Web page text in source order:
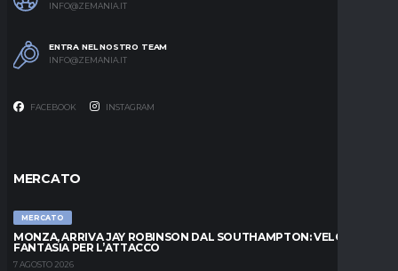
INFO@ZEMANIA.IT
ENTRA NEL NOSTRO TEAM
INFO@ZEMANIA.IT
FACEBOOK INSTAGRAM
MERCATO
MERCATO
MONZA, ARRIVA JAY ROBINSON DAL SOUTHAMPTON: VELOCITÀ E
FANTASIA PER L’ATTACCO
7 AGOSTO 2026